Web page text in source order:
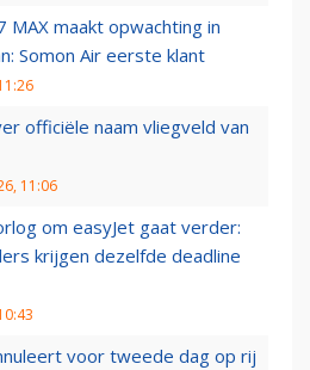
MAX maakt opwachting in
Somon Air eerste klant
officiële naam vliegveld van
11:06
om easyJet gaat verder:
krijgen dezelfde deadline
voor tweede dag op rij